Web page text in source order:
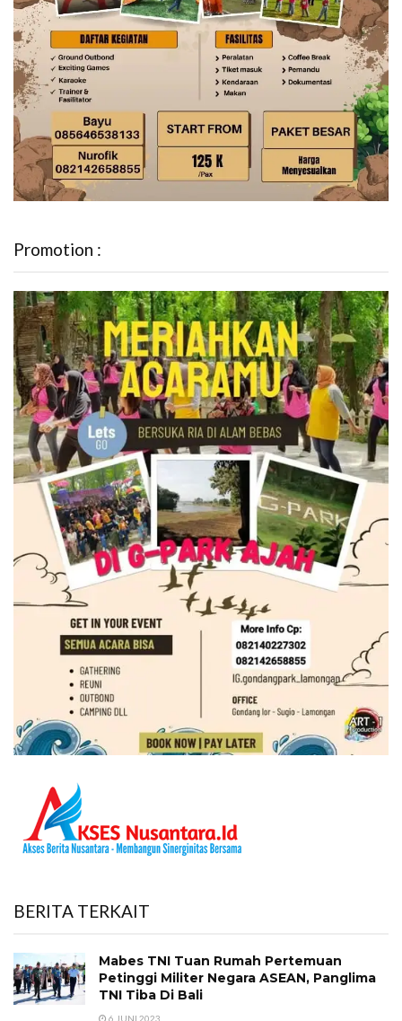
Promotion :
BERITA TERKAIT
Mabes TNI Tuan Rumah Pertemuan
Petinggi Militer Negara ASEAN, Panglima
TNI Tiba Di Bali
6 JUNI 2023